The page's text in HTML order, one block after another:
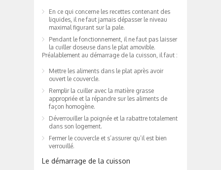
En ce qui concerne les recettes contenant des
liquides, il ne faut jamais dépasser le niveau
maximal figurant sur la pale.
Pendant le fonctionnement, il ne faut pas laisser
la cuiller doseuse dans le plat amovible.
Préalablement au démarrage de la cuisson, il faut :
Mettre les aliments dans le plat après avoir
ouvert le couvercle.
Remplir la cuiller avec la matière grasse
appropriée et la répandre sur les aliments de
façon homogène.
Déverrouiller la poignée et la rabattre totalement
dans son logement.
Fermer le couvercle et s’assurer qu’il est bien
verrouillé.
Le démarrage de la cuisson